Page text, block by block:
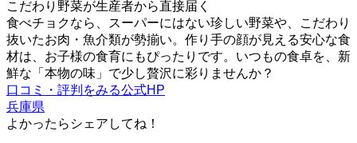
こだわり野菜が生産者から直接届く
食べチョクなら、スーパーにはない珍しい野菜や、こだわり
抜いたお肉・魚介類が勢揃い。作り手の顔が見える安心な食
材は、お子様の食育にもぴったりです。いつもの食卓を、新
鮮な「本物の味」で少し贅沢に彩りませんか？
口コミ・評判をみる公式HP
兵庫県
よかったらシェアしてね！